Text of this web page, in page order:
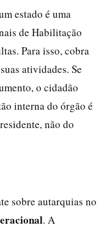
estado é uma
de Habilitação
Para isso, cobra
atividades. Se
o cidadão
interna do órgão é
não do
sobre autarquias no
. A